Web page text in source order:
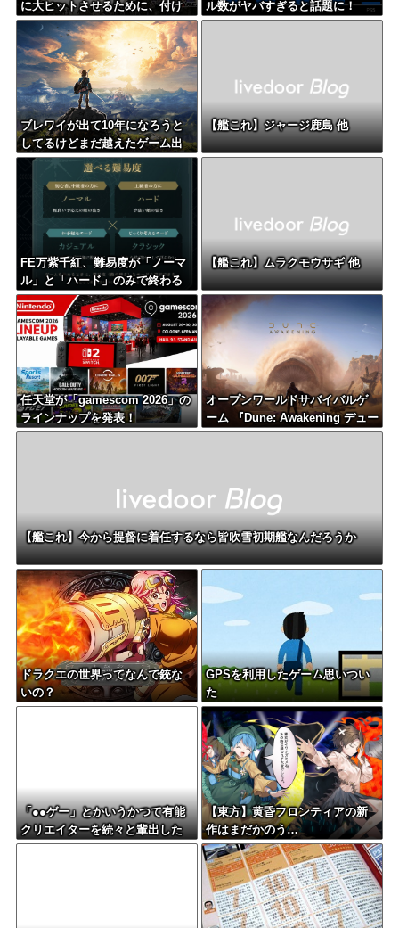
に大ヒットさせるために、付け
加えるべき要素
ル数がヤバすぎると話題に！
ブレワイが出て10年になろうと
してるけどまだ越えたゲーム出
てない
【艦これ】ジャージ鹿島 他
FE万紫千紅、難易度が「ノーマ
ル」と「ハード」のみで終わる
【艦これ】ムラクモウサギ 他
任天堂が「gamescom 2026」の
ラインナップを発表！
オープンワールドサバイバルゲ
ーム 『Dune: Awakening デュー
ン：アウェイクニング』PS5版1
【艦これ】今から提督に着任するなら皆吹雪初期艦なんだろうか
ドラクエの世界ってなんで銃な
いの？
GPSを利用したゲーム思いつい
た
「●●ゲー」とかいうかつて有能
クリエイターを続々と輩出した
謎の界隈ｗｗ
【東方】黄昏フロンティアの新
作はまだかのう…